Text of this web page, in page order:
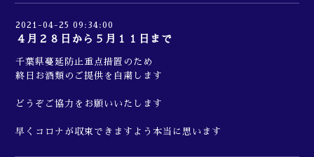
2021-04-25 09:34:00
４月２８日から５月１１日まで
千葉県蔓延防止重点措置のため
終日お酒類のご提供を自粛します
どうぞご協力をお願いいたします
早くコロナが収束できますよう本当に思います